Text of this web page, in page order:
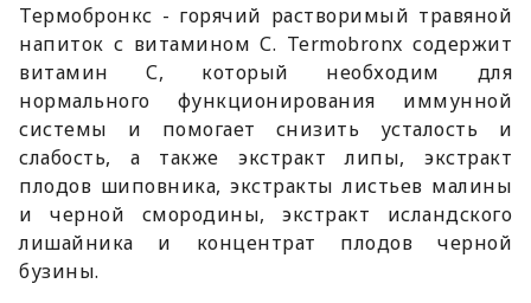
Термобронкс - горячий растворимый травяной
напиток с витамином С. Termobronx содержит
витамин С, который необходим для
нормального функционирования иммунной
системы и помогает снизить усталость и
слабость, а также экстракт липы, экстракт
плодов шиповника, экстракты листьев малины
и черной смородины, экстракт исландского
лишайника и концентрат плодов черной
бузины.